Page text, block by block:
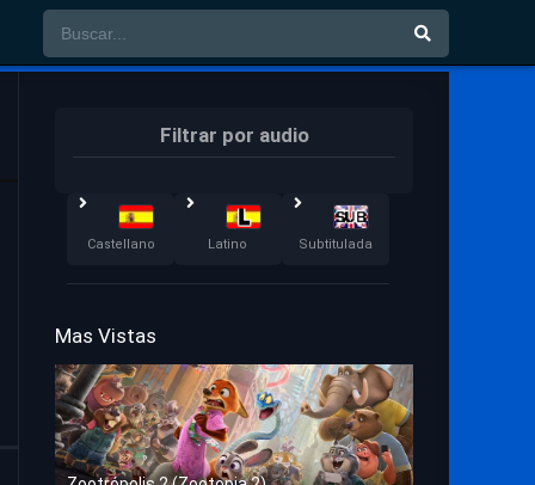
Filtrar por audio
Castellano Latino Subtitulada
Mas Vistas